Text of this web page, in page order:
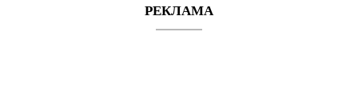
РЕКЛАМА